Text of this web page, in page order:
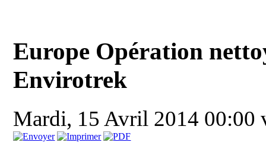
Europe Opération
Envirotrek
Mardi, 15 Avril 2014 00:00